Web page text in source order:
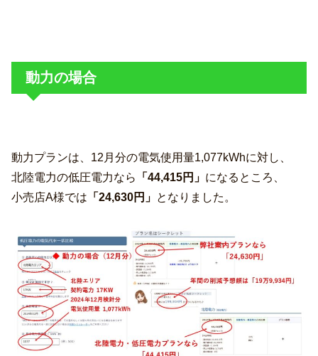
動力の場合
動力プランは、12月分の電気使用量1,077kWhに対し、
北陸電力の低圧電力なら
「44,415円」 になるところ、
小売店A様では 「24,630円」 となりました。